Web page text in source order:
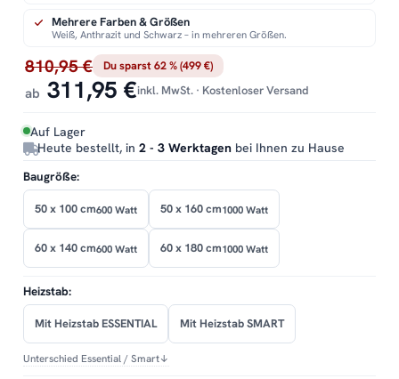
810,95 € Du sparst 62 % (499 €)
ab 311,95 €inkl. MwSt. · Kostenloser Versand
Auf Lager
Heute bestellt, in 2 - 3 Werktagen bei Ihnen zu Hause
Mehrere Farben & Größen
Weiß, Anthrazit und Schwarz – in mehreren Größen.
Baugröße:
50 x 100 cm600 Watt 50 x 160 cm1000 Watt
60 x 140 cm600 Watt 60 x 180 cm1000 Watt
Heizstab:
Mit Heizstab ESSENTIAL Mit Heizstab SMART
Unterschied Essential / Smart↓